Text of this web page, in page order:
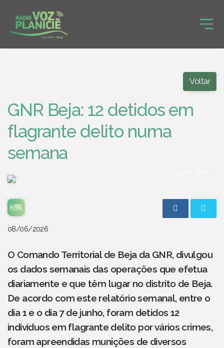
Voltar
GNR Beja: 12 detidos em
flagrante delito numa
semana
08/06/2026
O Comando Territorial de Beja da GNR, divulgou
os dados semanais das operações que efetua
diariamente e que têm lugar no distrito de Beja.
De acordo com este relatório semanal, entre o
dia 1 e o dia 7 de junho, foram detidos 12
indivíduos em flagrante delito por vários crimes,
foram apreendidas munições de diversos